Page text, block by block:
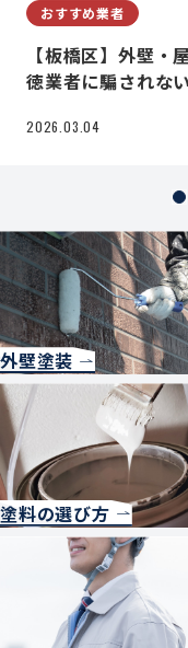
おすすめ業者
【板橋区】外壁・
徳業者に騙されな
2026.03.04
外壁塗装
塗料の選び方